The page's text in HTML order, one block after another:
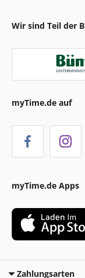
Wir sind Teil der
myTime.de auf
myTime.de Apps
Zahlungsarten